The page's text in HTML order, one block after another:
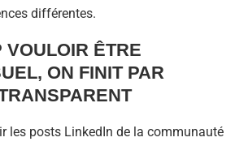
différentes.
VOULOIR ÊTRE
ON FINIT PAR
les posts LinkedIn de la communauté